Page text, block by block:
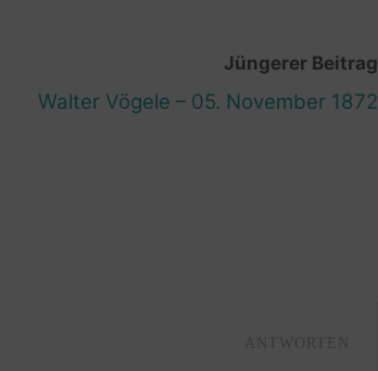
Jüngerer Beitrag
Walter Vögele – 05. November 1872